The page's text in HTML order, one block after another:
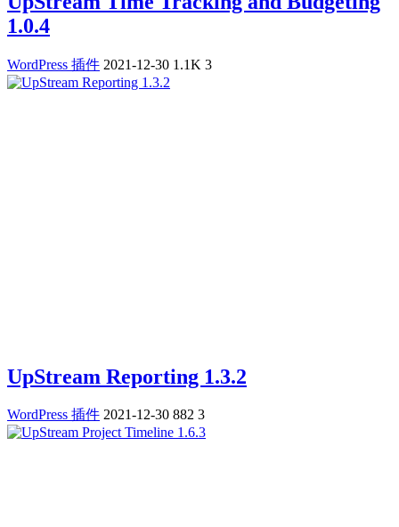
1.0.4
WordPress 插件 2021-12-30 1.1K 3
UpStream Reporting 1.3.2
WordPress 插件 2021-12-30 882 3